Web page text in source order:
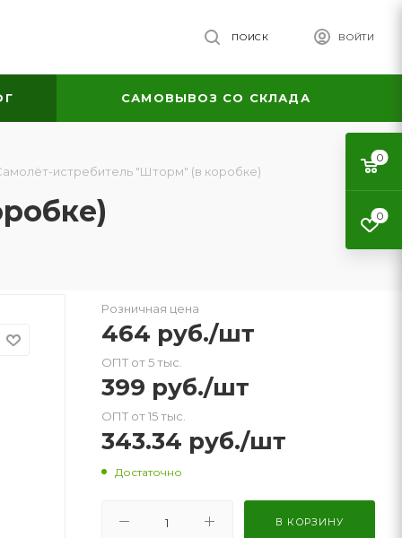
ВОЙТИ
ПОИСК
САМОВЫВОЗ СО СКЛАДА
истребитель "Шторм" (в коробке)
Розничная цена
464 руб./шт
ОПТ от 5 тыс.
399 руб./шт
ОПТ от 15 тыс.
343.34 руб./шт
Достаточно
В КОРЗИНУ
0
0